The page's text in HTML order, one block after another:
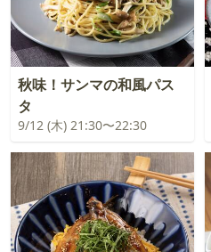
秋味！サンマの和風パス
タ
9/12 (木) 21:30〜22:30